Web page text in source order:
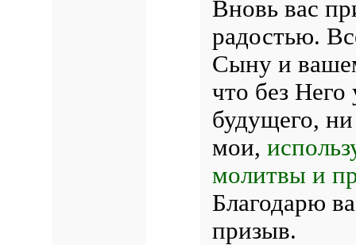
Вновь вас
радостью.
Сыну и
что без
будущего,
мои,
молитвы и
Благодарю
призыв.